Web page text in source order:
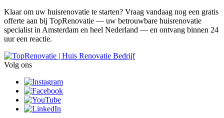
Klaar om uw huisrenovatie te starten? Vraag vandaag nog een gratis
offerte aan bij TopRenovatie — uw betrouwbare huisrenovatie
specialist in Amsterdam en heel Nederland — en ontvang binnen 24
uur een reactie.
Volg ons